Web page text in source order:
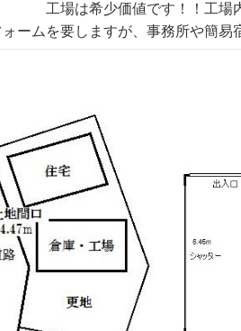
工場は希少価値です！！工場内
ォームを要しますが、事務所や簡